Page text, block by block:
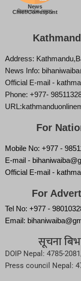
News
Chief/Correspont
बिज्ञान वाईबा (ममता)
Address:
News Info:
Official E-mail -
Phone: +977-
For
Mobile No: +977 -
E-mail -
Official E-mail -
For
Tel No: +977 -
Email:
सूचना
DOIP Nepal: 4785-
Press council Nepal: